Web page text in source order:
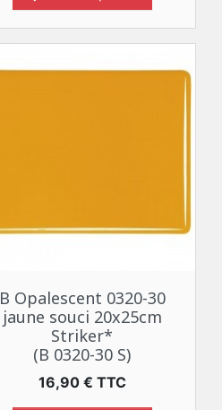
Aperçu rapide
B Opalescent 0320-30
jaune souci 20x25cm
Striker*
(B 0320-30 S)
Prix
16,90 € TTC